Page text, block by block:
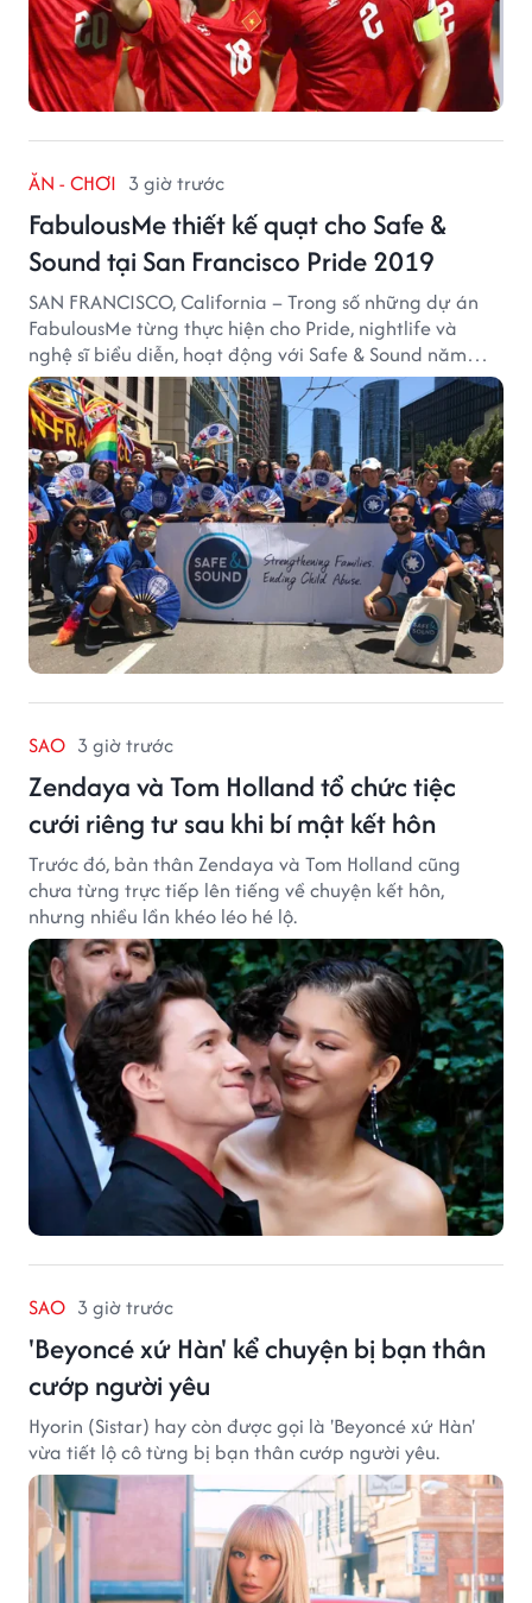
ĂN - CHƠI 3 giờ trước
FabulousMe thiết kế quạt cho Safe &
Sound tại San Francisco Pride 2019
SAN FRANCISCO, California – Trong số những dự án
FabulousMe từng thực hiện cho Pride, nightlife và
nghệ sĩ biểu diễn, hoạt động với Safe & Sound năm
2019 mang một bối cảnh khác biệt. Safe & Sound là tổ
chức phi lợi nhuận tại San Francisco hoạt động trong
lĩnh vực phòng ngừa bạo hành trẻ em, hỗ trợ gia đình
và xây dựng môi trường an toàn cho trẻ em.
SAO 3 giờ trước
Zendaya và Tom Holland tổ chức tiệc
cưới riêng tư sau khi bí mật kết hôn
Trước đó, bản thân Zendaya và Tom Holland cũng
chưa từng trực tiếp lên tiếng về chuyện kết hôn,
nhưng nhiều lần khéo léo hé lộ.
SAO 3 giờ trước
'Beyoncé xứ Hàn' kể chuyện bị bạn thân
cướp người yêu
Hyorin (Sistar) hay còn được gọi là 'Beyoncé xứ Hàn'
vừa tiết lộ cô từng bị bạn thân cướp người yêu.